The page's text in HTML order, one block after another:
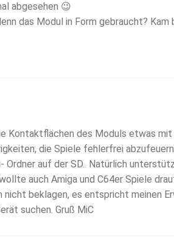
abgesehen 😉
das Modul in Form gebraucht?
Kontaktflächen des Moduls etwas
die Spiele fehlerfrei
Ordner auf der SD.. Natürlich
auch Amiga und C64er Spiele
nicht beklagen, es entspricht meinen
suchen. Gruß MiC